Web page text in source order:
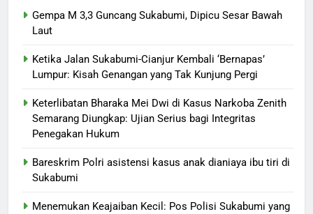
Gempa M 3,3 Guncang Sukabumi, Dipicu Sesar Bawah
Laut
Ketika Jalan Sukabumi-Cianjur Kembali ‘Bernapas’
Lumpur: Kisah Genangan yang Tak Kunjung Pergi
Keterlibatan Bharaka Mei Dwi di Kasus Narkoba Zenith
Semarang Diungkap: Ujian Serius bagi Integritas
Penegakan Hukum
Bareskrim Polri asistensi kasus anak dianiaya ibu tiri di
Sukabumi
Menemukan Keajaiban Kecil: Pos Polisi Sukabumi yang